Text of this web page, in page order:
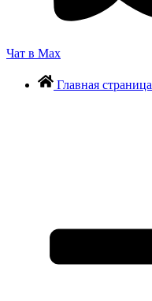
Чат в Max
Главная страница